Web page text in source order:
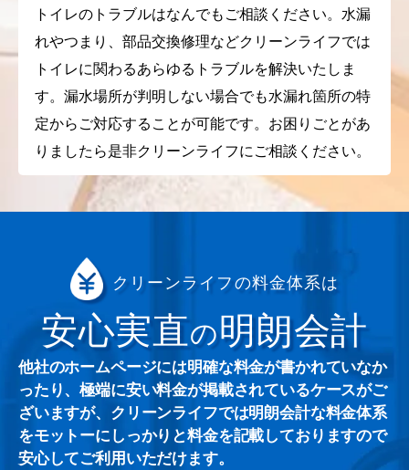
トイレのトラブルはなんでもご相談ください。水漏
れやつまり、部品交換修理などクリーンライフでは
トイレに関わるあらゆるトラブルを解決いたしま
す。漏水場所が判明しない場合でも水漏れ箇所の特
定からご対応することが可能です。お困りごとがあ
りましたら是非クリーンライフにご相談ください。
クリーンライフの料金体系は
安心実直の明朗会計
他社のホームページには明確な料金が書かれていなか
ったり、極端に安い料金が掲載されているケースがご
ざいますが、クリーンライフでは明朗会計な料金体系
をモットーにしっかりと料金を記載しておりますので
安心してご利用いただけます。